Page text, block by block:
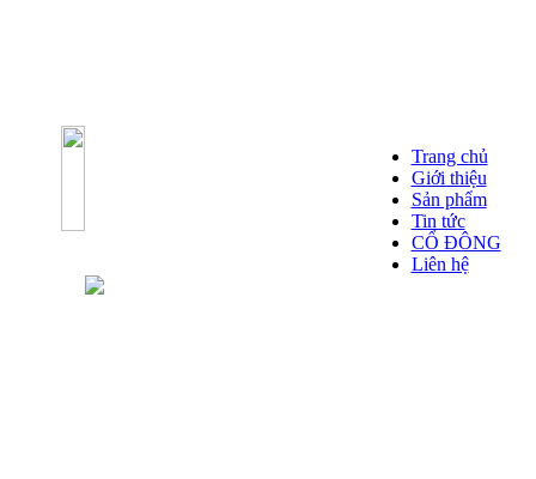
Trang chủ
Giới thiệu
Sản phẩm
Tin tức
CỔ ĐÔNG
Liên hệ